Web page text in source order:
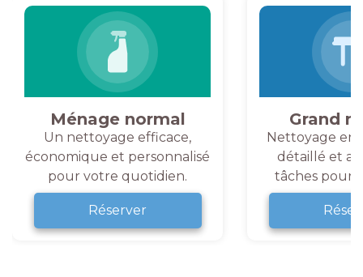
Ménage normal
Un nettoyage efficace,
économique et personnalisé
pour votre quotidien.
Réserver
Grand
Nettoyage en
détaillé et
tâches pour